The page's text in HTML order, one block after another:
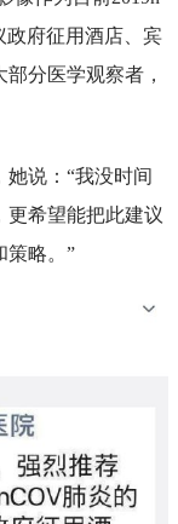
政府征用酒店、宾
分医学观察者，
说：“我没时间
更希望能把此建议
策略。”